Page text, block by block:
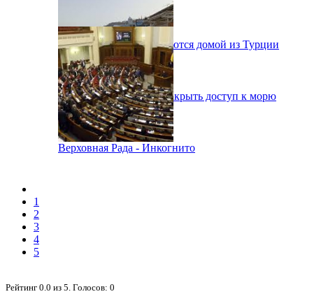
38 украинцев возвращаются домой из Турции
В Одессе вынуждены закрыть доступ к морю
Верховная Рада - Инкогнито
1
2
3
4
5
Рейтинг 0.0 из 5 . Голосов: 0